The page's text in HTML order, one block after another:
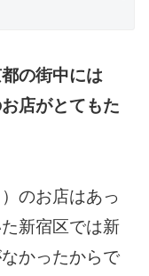
の街中には
店がとてもた
のお店はあっ
新宿区では新
かったからで